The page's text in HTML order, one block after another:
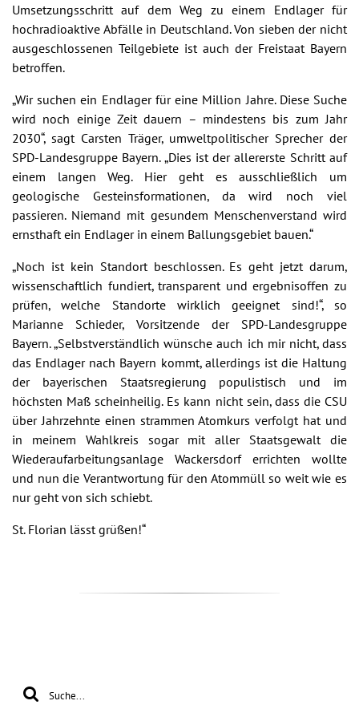
Umsetzungsschritt auf dem Weg zu einem Endlager für
hochradioaktive Abfälle in Deutschland. Von sieben der nicht
ausgeschlossenen Teilgebiete ist auch der Freistaat Bayern
betroffen.
„Wir suchen ein Endlager für eine Million Jahre. Diese Suche
wird noch einige Zeit dauern – mindestens bis zum Jahr
2030“, sagt Carsten Träger, umweltpolitischer Sprecher der
SPD-Landesgruppe Bayern. „Dies ist der allererste Schritt auf
einem langen Weg. Hier geht es ausschließlich um
geologische Gesteinsformationen, da wird noch viel
passieren. Niemand mit gesundem Menschenverstand wird
ernsthaft ein Endlager in einem Ballungsgebiet bauen.“
„Noch ist kein Standort beschlossen. Es geht jetzt darum,
wissenschaftlich fundiert, transparent und ergebnisoffen zu
prüfen, welche Standorte wirklich geeignet sind!“, so
Marianne Schieder, Vorsitzende der SPD-Landesgruppe
Bayern. „Selbstverständlich wünsche auch ich mir nicht, dass
das Endlager nach Bayern kommt, allerdings ist die Haltung
der bayerischen Staatsregierung populistisch und im
höchsten Maß scheinheilig. Es kann nicht sein, dass die CSU
über Jahrzehnte einen strammen Atomkurs verfolgt hat und
in meinem Wahlkreis sogar mit aller Staatsgewalt die
Wiederaufarbeitungsanlage Wackersdorf errichten wollte
und nun die Verantwortung für den Atommüll so weit wie es
nur geht von sich schiebt.
St. Florian lässt grüßen!“